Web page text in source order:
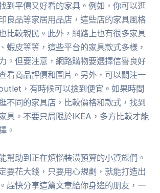
到平價又好看的家具。例如，你可以逛
良品等家居用品店，這些店的家具風格
比較親民。此外，網路上也有很多家具
蝦皮等等，這些平台的家具款式多樣，
。但要注意，網路購物要選擇信譽良好
看商品評價和圖片。另外，可以關注一
，有時候可以撿到便宜。如果時間
不同的家具店，比較價格和款式，找到
具。不要只局限於IKEA，多方比較才能
。
幫助到正在煩惱裝潢預算的小資族們。
要花大錢，只要用心規劃，就能打造出
趕快分享這篇文章給你身邊的朋友，一